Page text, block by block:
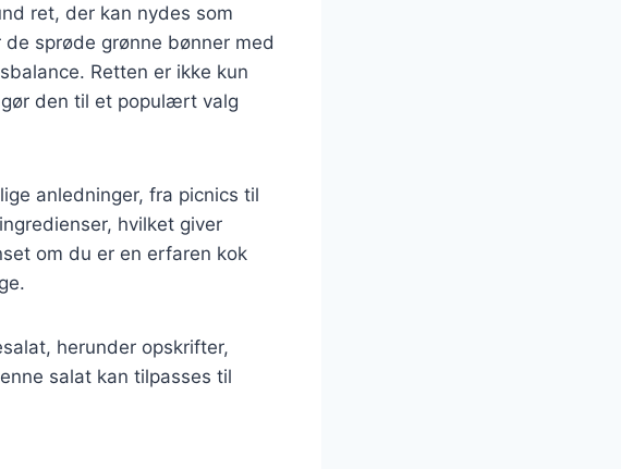
ret, der kan nydes som
sprøde grønne bønner med
Retten er ikke kun
den til et populært valg
anledninger, fra picnics til
hvilket giver
om du er en erfaren kok
herunder opskrifter,
salat kan tilpasses til